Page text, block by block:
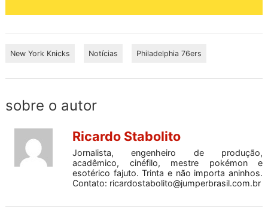
New York Knicks Notícias Philadelphia 76ers
sobre o autor
Ricardo Stabolito
Jornalista, engenheiro de produção,
acadêmico, cinéfilo, mestre pokémon e
esotérico fajuto. Trinta e não importa aninhos.
Contato: ricardostabolito@jumperbrasil.com.br